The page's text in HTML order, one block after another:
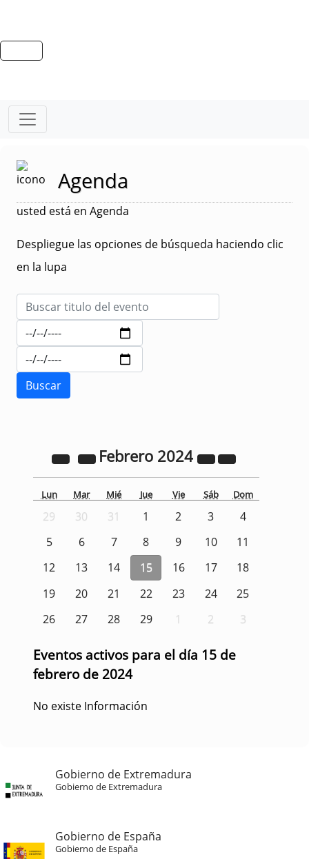
Agenda
usted está en Agenda
Despliegue las opciones de búsqueda haciendo clic
en la lupa
Febrero 2024
Lun Mar Mié Jue Vie Sáb Dom
29 30 31 1 2 3
4
5
6 7 8 9 10
11
12
13 14 15 16 17
18
19
20 21 22 23 24
25
26
27 28 29 1 2 3
Eventos activos para el día 15 de
febrero de 2024
No existe Información
Gobierno de Extremadura
Gobierno de Extremadura
Gobierno de España
Gobierno de España